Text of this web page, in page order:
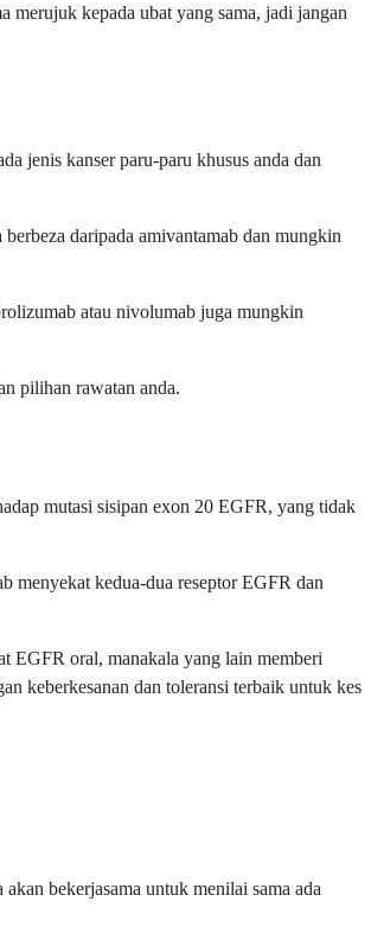
merujuk kepada ubat yang sama, jadi jangan
jenis kanser paru-paru khusus anda dan
daripada amivantamab dan mungkin
atau nivolumab juga mungkin
pilihan rawatan anda.
mutasi sisipan exon 20 EGFR, yang tidak
menyekat kedua-dua reseptor EGFR dan
EGFR oral, manakala yang lain memberi
keberkesanan dan toleransi terbaik untuk kes
bekerjasama untuk menilai sama ada